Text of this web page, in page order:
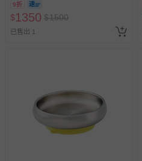
9折
$1350 $1500
已售出 1